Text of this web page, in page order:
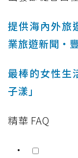
提供海內外旅
業旅遊新聞‧
最棒的女性生
子漾」
精華 FAQ